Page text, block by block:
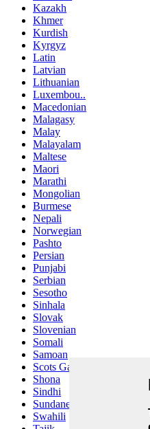
Kazakh
Khmer
Kurdish
Kyrgyz
Latin
Latvian
Lithuanian
Luxembou..
Macedonian
Malagasy
Malay
Malayalam
Maltese
Maori
Marathi
Mongolian
Burmese
Nepali
Norwegian
Pashto
Persian
Punjabi
Serbian
Sesotho
Sinhala
Slovak
Slovenian
Somali
Samoan
Scots Gaelic
Shona
Sindhi
Sundanese
Swahili